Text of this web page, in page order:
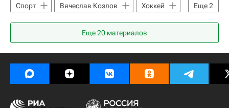
Еще2
Спорт Вячеслав Козлов
Хоккей
ХК Сочи
КХЛ 2025-2026
Еще20 материалов